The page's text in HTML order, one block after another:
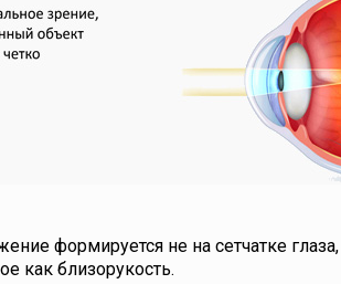
формируется не на сетчатке
как близорукость.